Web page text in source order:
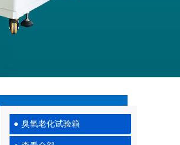
臭氧老化试验箱